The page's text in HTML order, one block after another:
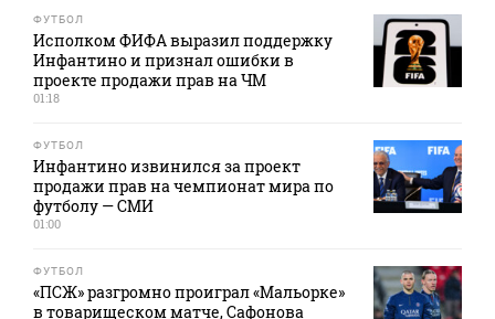
ФУТБОЛ
Исполком ФИФА выразил поддержку
Инфантино и признал ошибки в
проекте продажи прав на ЧМ
01:18
ФУТБОЛ
Инфантино извинился за проект
продажи прав на чемпионат мира по
футболу — СМИ
01:00
ФУТБОЛ
«ПСЖ» разгромно проиграл «Мальорке»
в товарищеском матче, Сафонова